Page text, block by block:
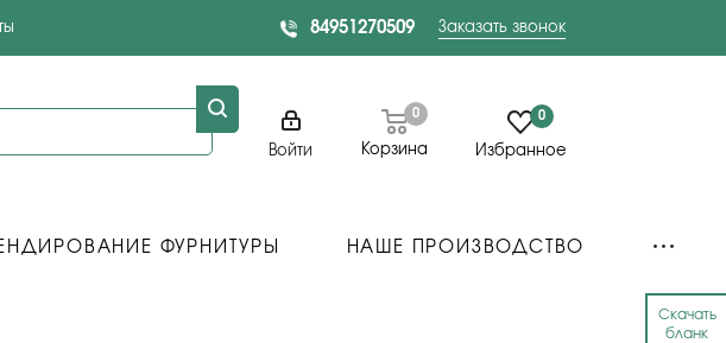
Скачать
бланк
84951270509 Заказать звонок
Войти Корзина
0 0
Избранное
ФУРНИТУРЫ НАШЕ ПРОИЗВОДСТВО